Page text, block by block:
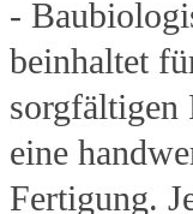
-
beinhaltet
sorgfältigen
eine
Fertigung.